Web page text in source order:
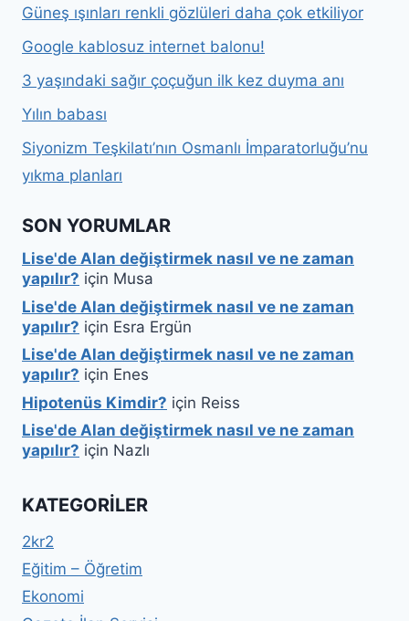
Güneş ışınları renkli gözlüleri daha çok etkiliyor
Google kablosuz internet balonu!
3 yaşındaki sağır çoçuğun ilk kez duyma anı
Yılın babası
Siyonizm Teşkilatı’nın Osmanlı İmparatorluğu’nu
yıkma planları
SON YORUMLAR
Lise'de Alan değiştirmek nasıl ve ne zaman
yapılır? için Musa
Lise'de Alan değiştirmek nasıl ve ne zaman
yapılır? için Esra Ergün
Lise'de Alan değiştirmek nasıl ve ne zaman
yapılır? için Enes
Hipotenüs Kimdir? için Reiss
Lise'de Alan değiştirmek nasıl ve ne zaman
yapılır? için Nazlı
KATEGORILER
2kr2
Eğitim – Öğretim
Ekonomi